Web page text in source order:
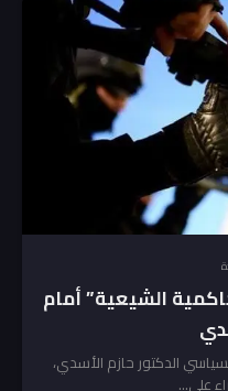
الشيعية” أمام
الدكتور حازم الأسدي،
علي...